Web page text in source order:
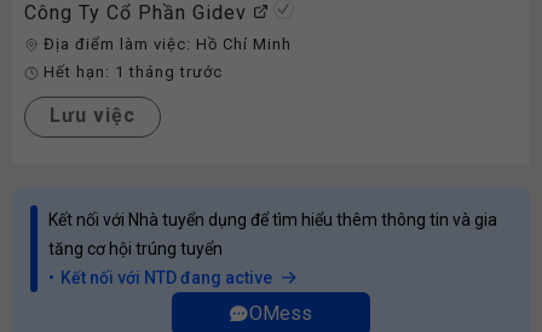
Công Ty Cổ Phần Gidev
Địa điểm làm việc: Hồ Chí Minh
Hết hạn: 1 tháng trước
Lưu việc
Kết nối với Nhà tuyển dụng để tìm hiểu thêm thông tin và gia
tăng cơ hội trúng tuyển
Kết nối với NTD đang active
OMess